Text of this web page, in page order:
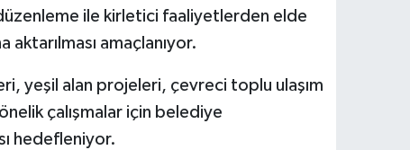
ile kirletici faaliyetlerden elde
aktarılması amaçlanıyor.
yeşil alan projeleri, çevreci toplu ulaşım
çalışmalar için belediye
hedefleniyor.